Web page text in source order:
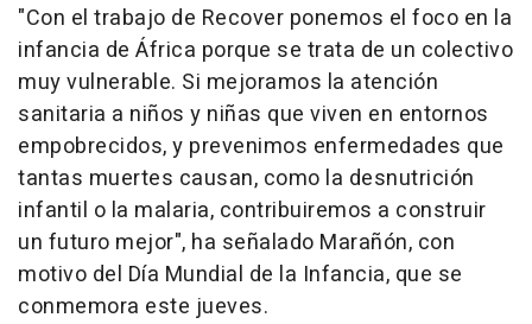
"Con el trabajo de Recover ponemos el foco en la
infancia de África porque se trata de un colectivo
muy vulnerable. Si mejoramos la atención
sanitaria a niños y niñas que viven en entornos
empobrecidos, y prevenimos enfermedades que
tantas muertes causan, como la desnutrición
infantil o la malaria, contribuiremos a construir
un futuro mejor", ha señalado Marañón, con
motivo del Día Mundial de la Infancia, que se
conmemora este jueves.